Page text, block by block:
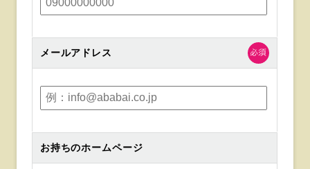
メールアドレス
お持ちのホームページ